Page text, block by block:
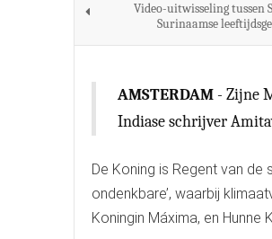
Video-uitwisseling tussen
Surinaamse
AMSTERDAM - Zijne
Indiase schrijver
De Koning is Regent van de
ondenkbare’, waarbij
Koningin Máxima, en Hunne